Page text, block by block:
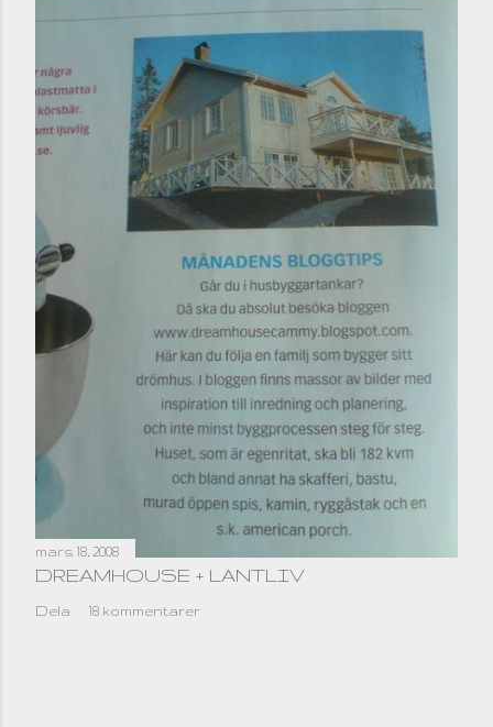
mars 18, 2008
DREAMHOUSE + LANTLIV
Dela 18 kommentarer